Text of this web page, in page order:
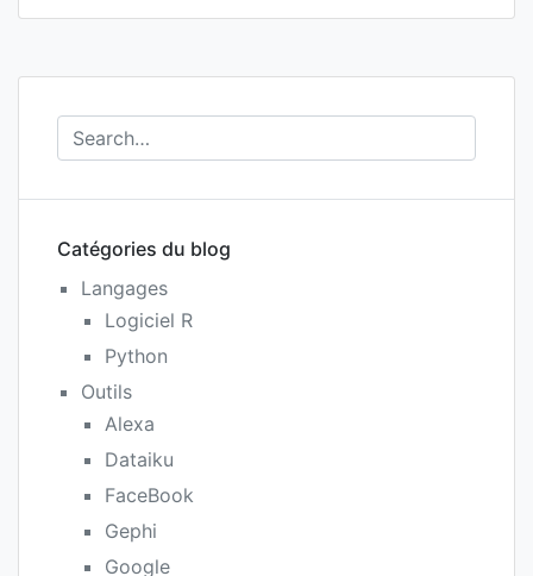
Catégories du blog
Langages
Logiciel R
Python
Outils
Alexa
Dataiku
FaceBook
Gephi
Google